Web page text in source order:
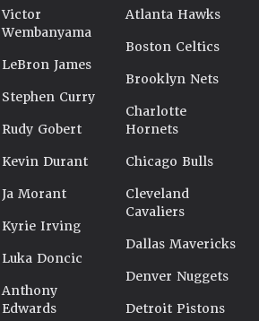
Victor
Wembanyama
LeBron James
Stephen Curry
Rudy Gobert
Kevin Durant
Ja Morant
Kyrie Irving
Luka Doncic
Anthony
Edwards
Atlanta Hawks
Boston Celtics
Brooklyn Nets
Charlotte
Hornets
Chicago Bulls
Cleveland
Cavaliers
Dallas Mavericks
Denver Nuggets
Detroit Pistons